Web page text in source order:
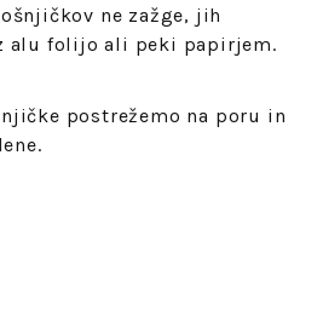
ne zažge, jih
alu folijo ali peki papirjem.
postrežemo na poru in